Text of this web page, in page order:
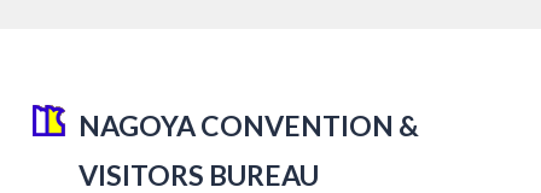
NAGOYA CONVENTION &
VISITORS BUREAU